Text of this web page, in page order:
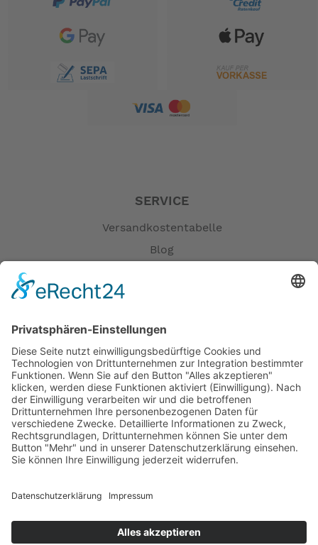
SERVICE
Versandkostentabelle
Blog
Öffnungszeiten
Versandpartner
Verfügbarkeiten
Zahlung und Versand
Datenschutz
Fernabsatz
Widerrufsrecht MS
Widerrufsrecht bei Reparatur
Kontakt